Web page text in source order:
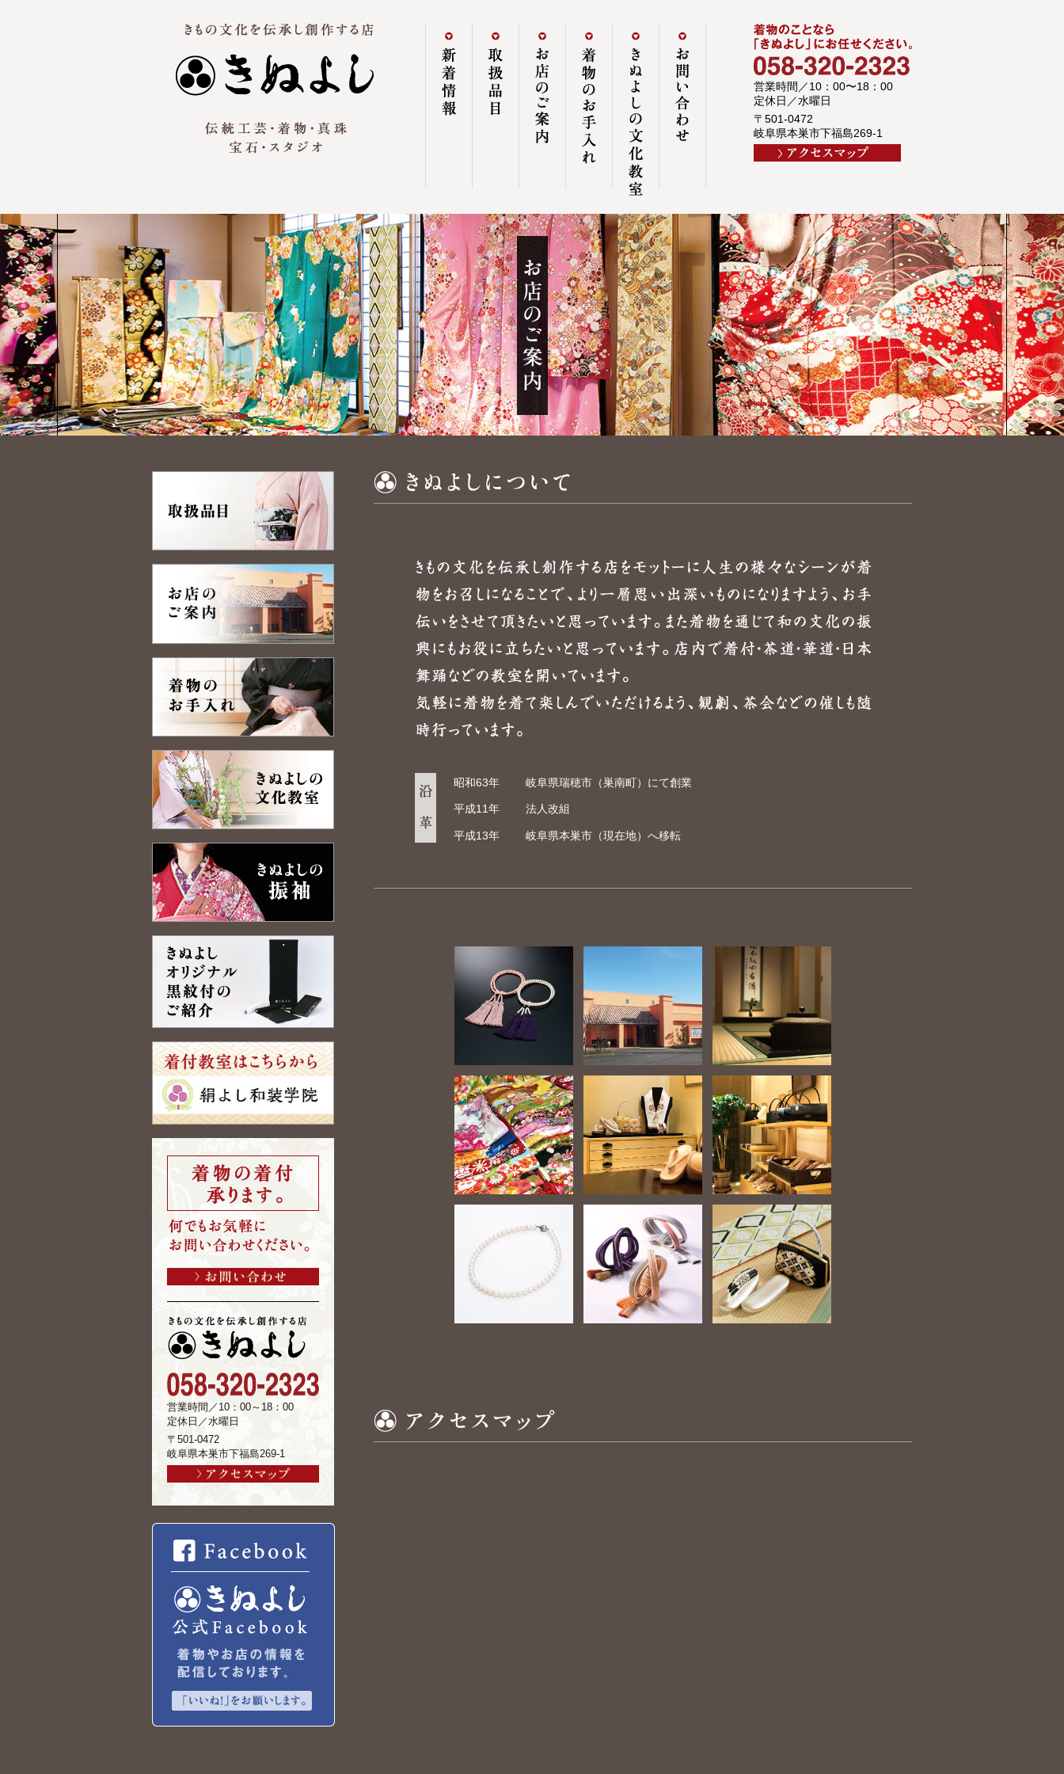
営業時間／10：00〜18：00
定休日／水曜日
〒501-0472
岐阜県本巣市下福島269-1
営業時間／10：00～18：00
定休日／水曜日
〒501-0472
岐阜県本巣市下福島269-1
昭和63年 岐阜県瑞穂市（巣南町）にて創業
平成11年 法人改組
平成13年 岐阜県本巣市（現在地）へ移転